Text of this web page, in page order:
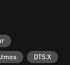
DTS:X